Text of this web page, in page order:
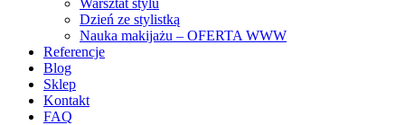
Warsztat stylu
Dzień ze stylistką
Nauka makijażu – OFERTA WWW
Referencje
Blog
Sklep
Kontakt
FAQ